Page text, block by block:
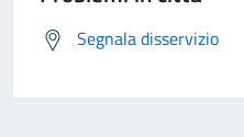
Segnala disservizio